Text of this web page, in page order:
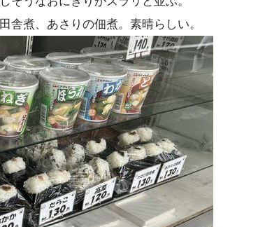
舎煮、あさりの佃煮。素晴らしい。